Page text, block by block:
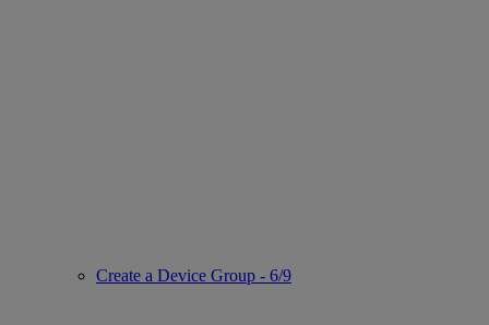
Create a Device Group - 6/9